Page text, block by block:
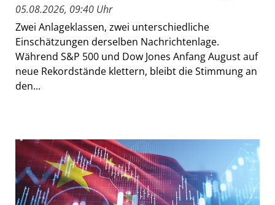
05.08.2026, 09:40 Uhr
Zwei Anlageklassen, zwei unterschiedliche
Einschätzungen derselben Nachrichtenlage.
Während S&P 500 und Dow Jones Anfang August auf
neue Rekordstände klettern, bleibt die Stimmung an
den...